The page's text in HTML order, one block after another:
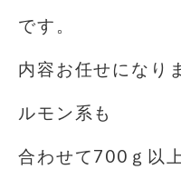
です。
内容お任せになり
ルモン系も
合わせて700ｇ以